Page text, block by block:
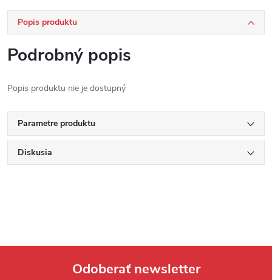
Popis produktu
Podrobný popis
Popis produktu nie je dostupný
Parametre produktu
Diskusia
Odoberať newsletter